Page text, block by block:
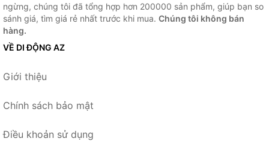
ngừng, chúng tôi đã tổng hợp hơn 200000 sản phẩm, giúp bạn so
sánh giá, tìm giá rẻ nhất trước khi mua. Chúng tôi không bán
hàng.
VỀ DI ĐỘNG AZ
Giới thiệu
Chính sách bảo mật
Điều khoản sử dụng